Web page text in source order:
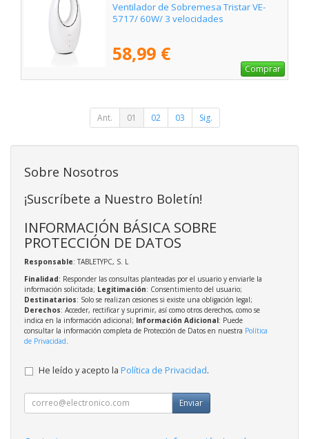
Ventilador de Sobremesa Tristar VE-
5717/ 60W/ 3 velocidades
58,99 €
Comprar
Ant. 01 02 03 Sig.
Sobre Nosotros
¡Suscríbete a Nuestro Boletín!
INFORMACIÓN BÁSICA SOBRE
PROTECCIÓN DE DATOS
Responsable: TABLETYPC, S. L
Finalidad: Responder las consultas planteadas por el usuario y enviarle la
información solicitada; Legitimación: Consentimiento del usuario;
Destinatarios: Solo se realizan cesiones si existe una obligación legal;
Derechos: Acceder, rectificar y suprimir, así como otros derechos, como se
indica en la información adicional; Información Adicional: Puede
consultar la información completa de Protección de Datos en nuestra Política
de Privacidad.
He leído y acepto la Política de Privacidad.
Enviar